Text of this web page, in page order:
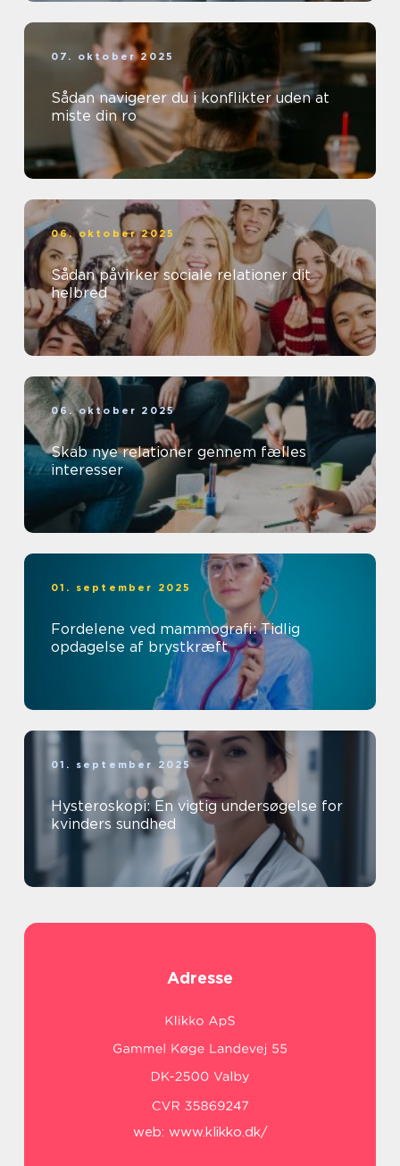
07. oktober 2025
Sådan navigerer du i konflikter uden at
miste din ro
06. oktober 2025
Sådan påvirker sociale relationer dit
helbred
06. oktober 2025
Skab nye relationer gennem fælles
interesser
01. september 2025
Fordelene ved mammografi: Tidlig
opdagelse af brystkræft
01. september 2025
Hysteroskopi: En vigtig undersøgelse for
kvinders sundhed
Adresse
web: www.klikko.dk/